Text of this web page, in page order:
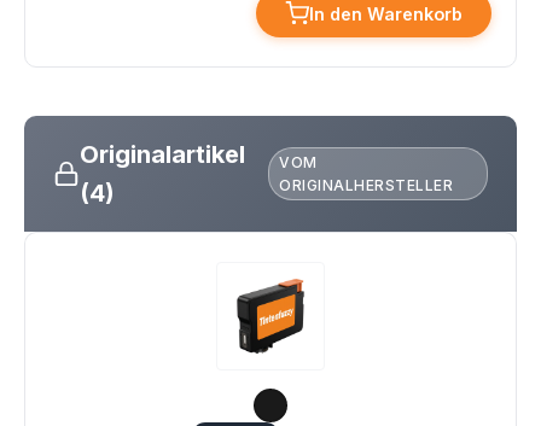
Originalartikel
(4)
VOM
ORIGINALHERSTELLER
In den Warenkorb